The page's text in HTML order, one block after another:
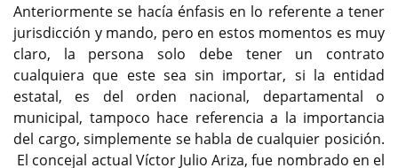
Anteriormente se hacía énfasis en lo referente a tener
jurisdicción y mando, pero en estos momentos es muy
claro, la persona solo debe tener un contrato
cualquiera que este sea sin importar, si la entidad
estatal, es del orden nacional, departamental o
municipal, tampoco hace referencia a la importancia
del cargo, simplemente se habla de cualquier posición.
El concejal actual Víctor Julio Ariza, fue nombrado en el